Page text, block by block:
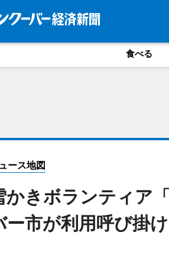
食べる
ース地図
かきボランティア
ー市が利用呼び掛け